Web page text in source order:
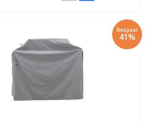
Bespaar
41%